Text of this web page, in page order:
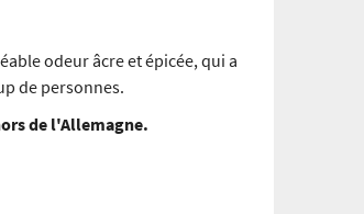
odeur âcre et épicée, qui a
de personnes.
de l'Allemagne.